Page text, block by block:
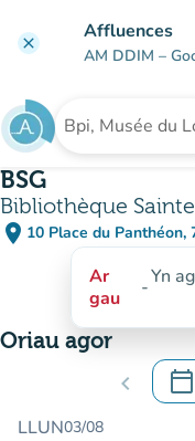
clear Affluences
AM DDIM –
Chwilio am
BSG
Bibliothèque
place 10 Place du Panthéon,
Ar
gau
-Yn
Oriau agor
chevron_left calendar_today
.
LLUN03/08